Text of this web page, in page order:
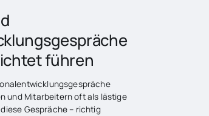
führen
und Mitarbeitern oft als lästige
Gespräche – richtig